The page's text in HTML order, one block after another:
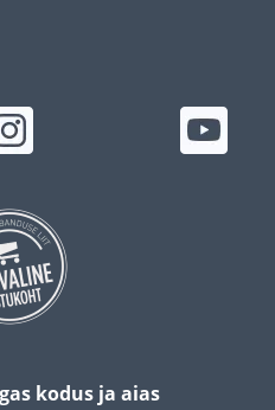
kodus ja aias